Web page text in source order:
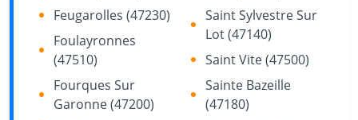
Feugarolles (47230)
Foulayronnes
(47510)
Fourques Sur
Garonne (47200)
Saint Sylvestre Sur
Lot (47140)
Saint Vite (47500)
Sainte Bazeille
(47180)